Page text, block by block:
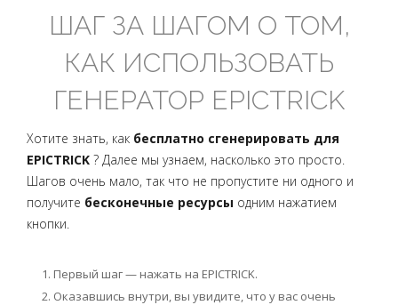
ШАГ ЗА ШАГОМ О ТОМ,
КАК ИСПОЛЬЗОВАТЬ
ГЕНЕРАТОР EPICTRICK
Хотите знать, как бесплатно сгенерировать для
EPICTRICK ? Далее мы узнаем, насколько это просто.
Шагов очень мало, так что не пропустите ни одного и
получите бесконечные ресурсы одним нажатием
кнопки.
Первый шаг — нажать на EPICTRICK.
Оказавшись внутри, вы увидите, что у вас очень